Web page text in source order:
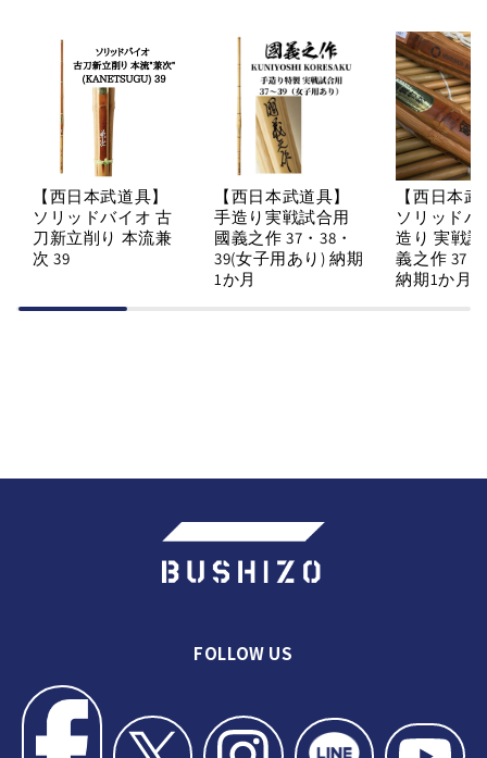
【西日本武道具】
ソリッドバイオ 古
刀新立削り 本流兼
次 39
【西日本武道具】
手造り実戦試合用
國義之作 37・38・
39(女子用あり) 納期
1か月
【西日本
ソリッドバ
造り 実戦
義之作 37・
納期1か月
FOLLOW US